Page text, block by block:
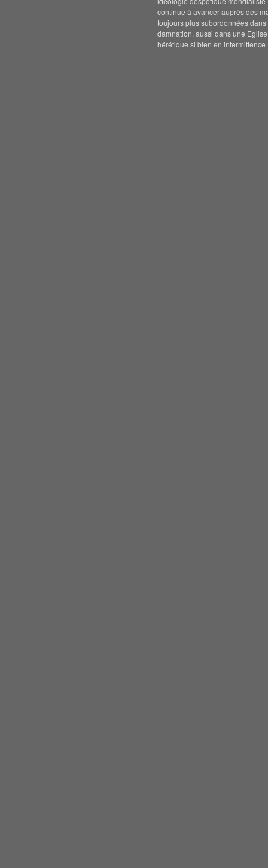
continue à avancer auprès des
toujours plus subordonnées dans
damnation, aussi dans une Eglise
hérétique si bien en intermittence